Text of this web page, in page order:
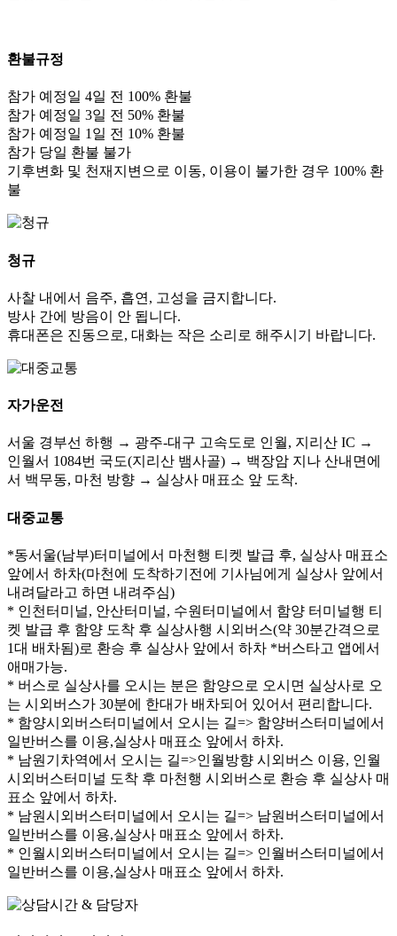
환불규정
참가 예정일 4일 전 100% 환불
참가 예정일 3일 전 50% 환불
참가 예정일 1일 전 10% 환불
참가 당일 환불 불가
기후변화 및 천재지변으로 이동, 이용이 불가한 경우 100% 환
불
청규
사찰 내에서 음주, 흡연, 고성을 금지합니다.
방사 간에 방음이 안 됩니다.
휴대폰은 진동으로, 대화는 작은 소리로 해주시기 바랍니다.
자가운전
서울 경부선 하행 → 광주-대구 고속도로 인월, 지리산 IC →
인월서 1084번 국도(지리산 뱀사골) → 백장암 지나 산내면에
서 백무동, 마천 방향 → 실상사 매표소 앞 도착.
대중교통
*동서울(남부)터미널에서 마천행 티켓 발급 후, 실상사 매표소
앞에서 하차(마천에 도착하기전에 기사님에게 실상사 앞에서
내려달라고 하면 내려주심)
* 인천터미널, 안산터미널, 수원터미널에서 함양 터미널행 티
켓 발급 후 함양 도착 후 실상사행 시외버스(약 30분간격으로
1대 배차됨)로 환승 후 실상사 앞에서 하차 *버스타고 앱에서
애매가능.
* 버스로 실상사를 오시는 분은 함양으로 오시면 실상사로 오
는 시외버스가 30분에 한대가 배차되어 있어서 편리합니다.
* 함양시외버스터미널에서 오시는 길=> 함양버스터미널에서
일반버스를 이용,실상사 매표소 앞에서 하차.
* 남원기차역에서 오시는 길=>인월방향 시외버스 이용, 인월
시외버스터미널 도착 후 마천행 시외버스로 환승 후 실상사 매
표소 앞에서 하차.
* 남원시외버스터미널에서 오시는 길=> 남원버스터미널에서
일반버스를 이용,실상사 매표소 앞에서 하차.
* 인월시외버스터미널에서 오시는 길=> 인월버스터미널에서
일반버스를 이용,실상사 매표소 앞에서 하차.